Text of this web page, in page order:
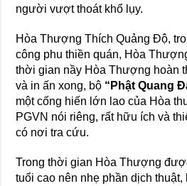
người vượt thoát khổ lụy.
Hòa Thượng Thích Quảng Độ,
công phu thiền quán, Hòa
thời gian nầy Hòa Thượng hoàn
và in ấn xong, bộ “Phật Quang
một cống hiến lớn lao của Hòa
PGVN nói riêng, rất hữu ích và
có nơi tra cứu.
Trong thời gian Hòa Thượng
tuổi cao nên nhẹ phần dịch